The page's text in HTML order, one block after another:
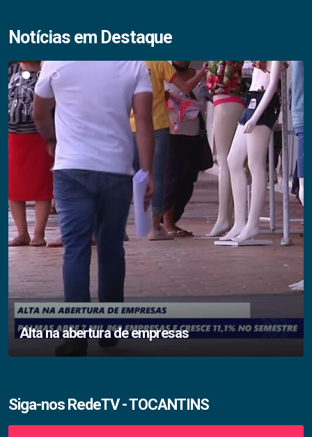
Notícias em Destaque
Alta na abertura de empresas
Siga-nos RedeTV - TOCANTINS